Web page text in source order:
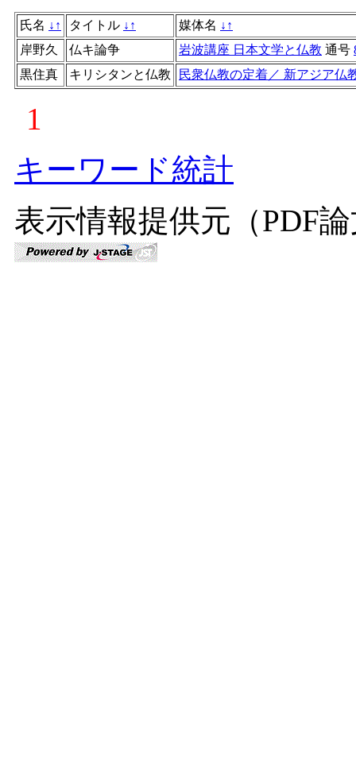
氏名 ↓ ↑ タイトル ↓ ↑ 媒体名 ↓ ↑
岸野久
仏キ論争 岩波講座 日本文学と仏教 通号
黒住真
キリシタンと仏教 民衆仏教の定着／ 新アジア仏
1
キーワード統計
表示情報提供元（PDF